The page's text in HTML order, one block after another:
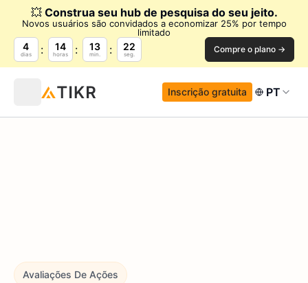
💥 Construa seu hub de pesquisa do seu jeito.
Novos usuários são convidados a economizar 25% por tempo
limitado
4
dias
14
horas
13
min.
21
seg. Compre o plano →
Inscrição gratuita PT
Avaliações De Ações